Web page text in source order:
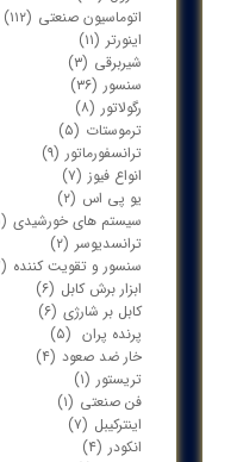
اتوماسیون صنعتی (۱۱۲)
اینورتر (۱۱)
شیربرقی (۳)
سنسور (۳۶)
رگولاتور (۸)
ترموستات (۵)
ترانسفورماتور (۹)
انواع فیوز (۷)
یو پی اس (۲)
سیستم های خورشیدی (۵)
ترانسدیوسر (۲)
سنسور و تقویت کننده (۲۷)
ابزار برش کابل (۶)
کابل بر شارژی (۶)
پرنده پران (۵)
خار ضد صعود (۴)
تریستور (۱)
فن صنعتی (۱)
اینترکیبل (۷)
انکودر (۴)